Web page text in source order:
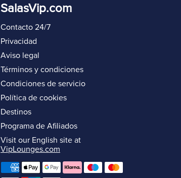
SalasVip.com
Contacto 24/7
Privacidad
Aviso legal
Términos y condiciones
Condiciones de servicio
Política de cookies
Destinos
Programa de Afiliados
Visit our English site at
VipLounges.com